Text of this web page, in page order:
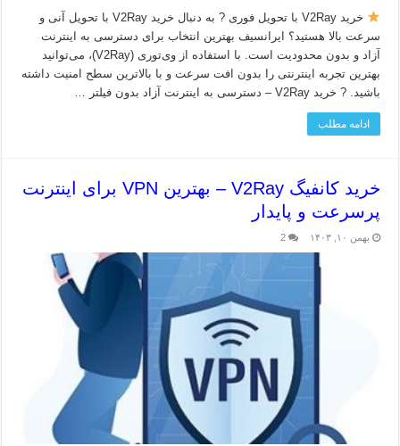
خرید V2Ray با تحویل فوری ? به دنبال خرید V2Ray با تحویل آنی و
سرعت بالا هستید؟ ایرانسیف بهترین انتخاب برای دسترسی به اینترنت
آزاد و بدون محدودیت است. با استفاده از وی‌تو‌ری (V2Ray)، می‌توانید
بهترین تجربه اینترنتی را بدون افت سرعت و با بالاترین سطح امنیت داشته
باشید. ? خرید V2Ray – دسترسی به اینترنت آزاد بدون فیلتر …
ادامه مطلب
خرید کانفیگ V2Ray – بهترین VPN برای اینترنت
پرسرعت و پایدار
بهمن ۱۰, ۱۴۰۳ 2